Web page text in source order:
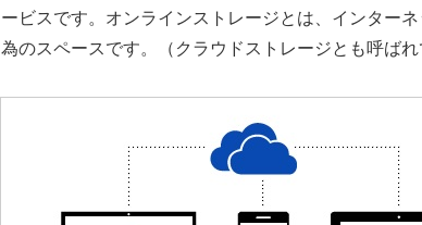
ービスです。オンラインストレージとは、インター
為のスペースです。（クラウドストレージとも呼ばれ